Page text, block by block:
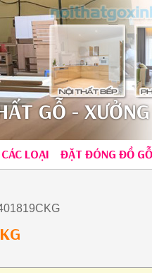
GỖ -
LOẠI ĐẶT ĐÓNG ĐỒ GỖ